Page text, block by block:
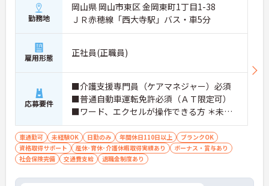
勤務地
岡山県 岡山市東区 金岡東町1丁目1-38
ＪＲ赤穂線「西大寺駅」バス・車5分
雇用形態 正社員(正職員)
応募要件
■介護支援専門員（ケアマネジャー）必須
■普通自動車運転免許必須（ＡＴ限定可）
■ワード、エクセルが操作できる方 ＊未経
験の方も歓迎♪
車通勤可 未経験OK 日勤のみ 年間休日110日以上
ブランクOK
資格取得サポート
産休･育休･介護休暇取得実績あり
ボーナス・賞与あり
社会保険完備
交通費支給 退職金制度あり